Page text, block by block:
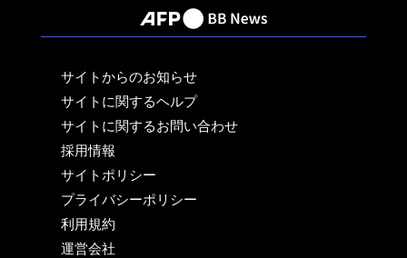
サイトからのお知らせ
サイトに関するヘルプ
サイトに関するお問い合わせ
採用情報
サイトポリシー
プライバシーポリシー
利用規約
運営会社